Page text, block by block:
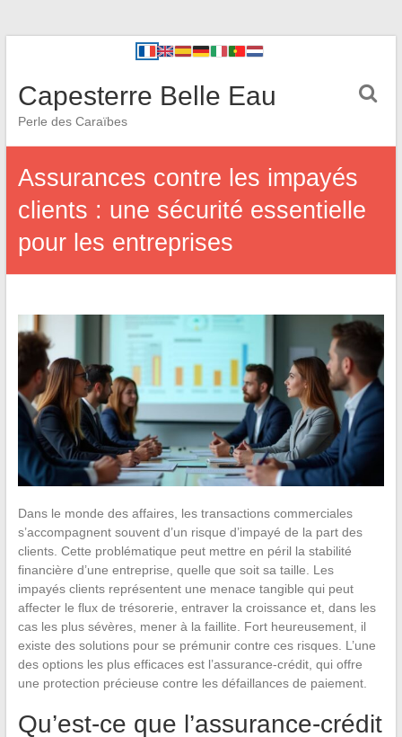
Capesterre Belle Eau
Perle des Caraïbes
Assurances contre les impayés
clients : une sécurité essentielle
pour les entreprises
Dans le monde des affaires, les transactions commerciales
s’accompagnent souvent d’un risque d’impayé de la part des
clients. Cette problématique peut mettre en péril la stabilité
financière d’une entreprise, quelle que soit sa taille. Les
impayés clients représentent une menace tangible qui peut
affecter le flux de trésorerie, entraver la croissance et, dans les
cas les plus sévères, mener à la faillite. Fort heureusement, il
existe des solutions pour se prémunir contre ces risques. L’une
des options les plus efficaces est l’assurance-crédit, qui offre
une protection précieuse contre les défaillances de paiement.
Qu’est-ce que l’assurance-crédit